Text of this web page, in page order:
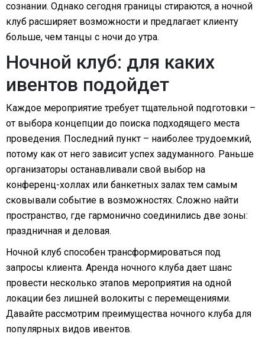
сознании. Однако сегодня границы стираются, а ночной
клуб расширяет возможности и предлагает клиенту
больше, чем танцы с ночи до утра.
Ночной клуб: для каких
ивентов подойдет
Каждое мероприятие требует тщательной подготовки –
от выбора концепции до поиска подходящего места
проведения. Последний пункт – наиболее трудоемкий,
потому как от него зависит успех задуманного. Раньше
организаторы останавливали свой выбор на
конференц-холлах или банкетных залах тем самым
сковывали событие в возможностях. Сложно найти
пространство, где гармонично соединились две зоны:
праздничная и деловая.
Ночной клуб способен трансформироваться под
запросы клиента. Аренда ночного клуба дает шанс
провести несколько этапов мероприятия на одной
локации без лишней волокиты с перемещениями.
Давайте рассмотрим преимущества ночного клуба для
популярных видов ивентов.